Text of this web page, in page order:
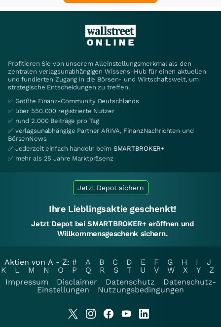
Profitieren Sie von unserem Alleinstellungsmerkmal als den
zentralen verlagsunabhängigen Wissens-Hub für einen aktuellen
und fundierten Zugang in die Börsen- und Wirtschaftswelt, um
strategische Entscheidungen zu treffen.
✅ Größte Finanz-Community Deutschlands
✅ über 550.000 registrierte Nutzer
✅ rund 2.000 Beiträge pro Tag
✅ verlagsunabhängige Partner ARIVA, FinanzNachrichten und
BörsenNews
✅ Jederzeit einfach handeln beim SMARTBROKER+
✅ mehr als 25 Jahre Marktpräsenz
Jetzt Depot sichern
Ihre Lieblingsaktie geschenkt!
Jetzt Depot bei SMARTBROKER+ eröffnen und
Willkommensgeschenk sichern.
Aktien von A - Z: # A B C D E F G H I
J
K
L M N O P Q R S T U V W X Y
Z
Impressum
Disclaimer Datenschutz
Datenschutz-
Einstellungen
Nutzungsbedingungen